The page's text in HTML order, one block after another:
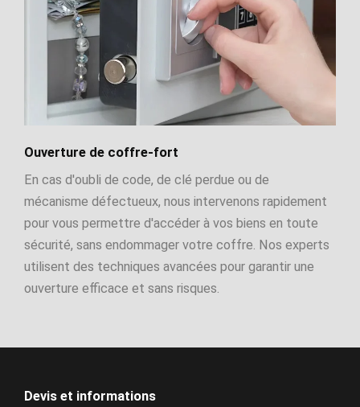
Ouverture de coffre-fort
En cas d'oubli de code, de clé perdue ou de
mécanisme défectueux, nous intervenons rapidement
pour vous permettre d'accéder à vos biens en toute
sécurité, sans endommager votre coffre. Nos experts
utilisent des techniques avancées pour garantir une
ouverture efficace et sans risques.
Devis et informations